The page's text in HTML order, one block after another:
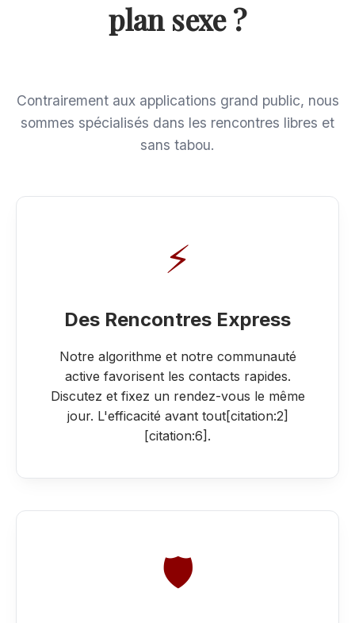
plan sexe ?
Contrairement aux applications grand public, nous
sommes spécialisés dans les rencontres libres et
sans tabou.
⚡
Des Rencontres Express
Notre algorithme et notre communauté
active favorisent les contacts rapides.
Discutez et fixez un rendez-vous le même
jour. L'efficacité avant tout[citation:2]
[citation:6].
🛡️